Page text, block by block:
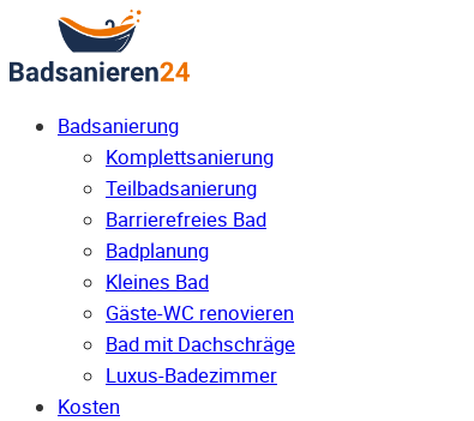
Badsanierung
Komplettsanierung
Teilbadsanierung
Barrierefreies Bad
Badplanung
Kleines Bad
Gäste-WC renovieren
Bad mit Dachschräge
Luxus-Badezimmer
Kosten